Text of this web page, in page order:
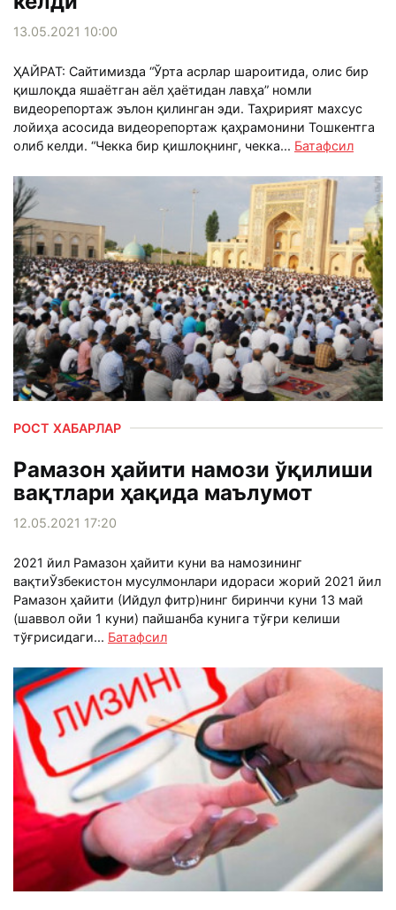
13.05.2021 10:00
ҲАЙРАТ: Сайтимизда “Ўрта асрлар шароитида, олис бир
қишлоқда яшаётган аёл ҳаётидан лавҳа” номли
видеорепортаж эълон қилинган эди. Таҳририят махсус
лойиҳа асосида видеорепортаж қаҳрамонини Тошкентга
олиб келди. “Чекка бир қишлоқнинг, чекка... Батафсил
РОСТ ХАБАРЛАР
Рамазон ҳайити намози ўқилиши
вақтлари ҳақида маълумот
12.05.2021 17:20
2021 йил Рамазон ҳайити куни ва намозининг
вақтиЎзбекистон мусулмонлари идораси жорий 2021 йил
Рамазон ҳайити (Ийдул фитр)нинг биринчи куни 13 май
(шаввол ойи 1 куни) пайшанба кунига тўғри келиши
тўғрисидаги... Батафсил